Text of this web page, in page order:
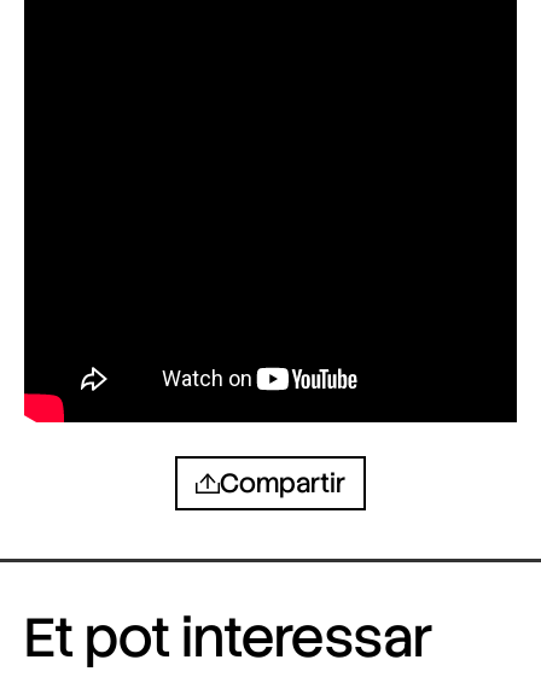
Compartir
Et pot interessar